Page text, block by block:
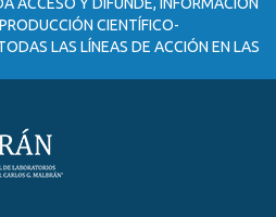
ACCESO Y DIFUNDE, INFORMACIÓN
CIENTÍFICO-
LAS LÍNEAS DE ACCIÓN EN LAS